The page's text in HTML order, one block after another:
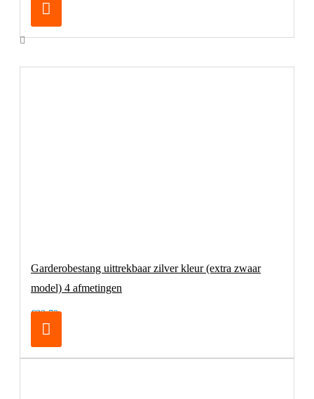
Garderobestang uittrekbaar zilver kleur (extra zwaar
model) 4 afmetingen
€32,70